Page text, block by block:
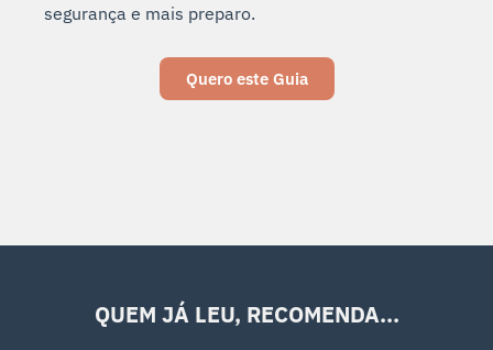
segurança e mais preparo.
Quero este Guia
QUEM JÁ LEU, RECOMENDA...